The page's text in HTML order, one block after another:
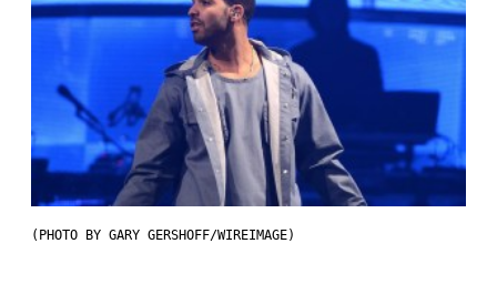
(PHOTO BY GARY GERSHOFF/WIREIMAGE)